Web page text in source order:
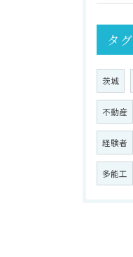
タグ
茨城
不動産
経験者
多能工